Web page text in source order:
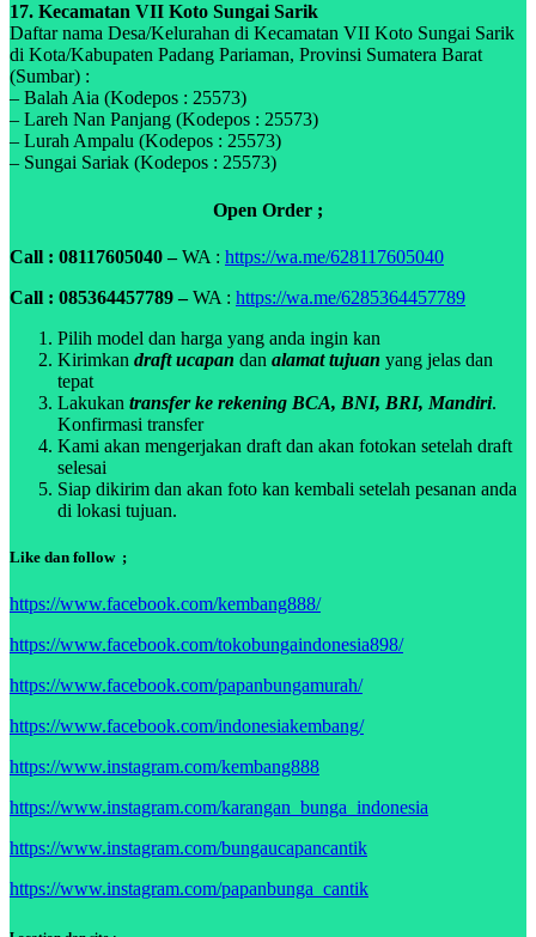
17. Kecamatan VII Koto Sungai Sarik
Daftar nama Desa/Kelurahan di Kecamatan VII Koto Sungai Sarik
di Kota/Kabupaten Padang Pariaman, Provinsi Sumatera Barat
(Sumbar) :
– Balah Aia (Kodepos : 25573)
– Lareh Nan Panjang (Kodepos : 25573)
– Lurah Ampalu (Kodepos : 25573)
– Sungai Sariak (Kodepos : 25573)
Open Order ;
Call : 08117605040 –WA : https://wa.me/628117605040
Call : 085364457789 –WA : https://wa.me/6285364457789
Pilih model dan harga yang anda ingin kan
Kirimkan draft ucapan dan alamat tujuan yang jelas dan
tepat
Lakukan transfer ke rekening BCA, BNI, BRI, Mandiri.
Konfirmasi transfer
Kami akan mengerjakan draft dan akan fotokan setelah draft
selesai
Siap dikirim dan akan foto kan kembali setelah pesanan anda
di lokasi tujuan.
Like dan follow ;
https://www.facebook.com/kembang888/
https://www.facebook.com/tokobungaindonesia898/
https://www.facebook.com/papanbungamurah/
https://www.facebook.com/indonesiakembang/
https://www.instagram.com/kembang888
https://www.instagram.com/karangan_bunga_indonesia
https://www.instagram.com/bungaucapancantik
https://www.instagram.com/papanbunga_cantik